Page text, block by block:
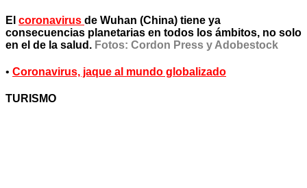
El coronavirus de Wuhan (China) tiene ya
consecuencias planetarias en todos los ámbitos, no solo
en el de la salud. Fotos: Cordon Press y Adobestock
• Coronavirus, jaque al mundo globalizado
TURISMO